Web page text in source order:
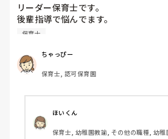
リーダー保育士です。
後輩指導で悩んでます。
初めて年長を持つ後輩がいますが
いで様子見てると直前になるまで何も
り
他の職員に聞いてる様子もなくて
よほど自分に聞きづらいのか、聞く必
か、もうよくわからないです。
保育士
ちゃっぴー
保育士, 認可保育園
ほいくん
保育士, 幼稚園教諭, その他の職種, 幼稚